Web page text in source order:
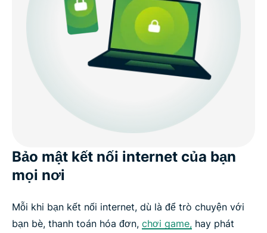
Sử dụng ExpressVPN trên mọi thiết bị của bạn
Sở hữu VPN chỉ với 3 bước đơn giản cùng
ExpressVPN
Mọi người nói gì về ExpressVPN
Câu hỏi thường gặp: Về mạng riêng ảo
Bảo mật kết nối internet của bạn
mọi nơi
Mỗi khi bạn kết nối internet, dù là để trò chuyện với
bạn bè, thanh toán hóa đơn, chơi game, hay phát